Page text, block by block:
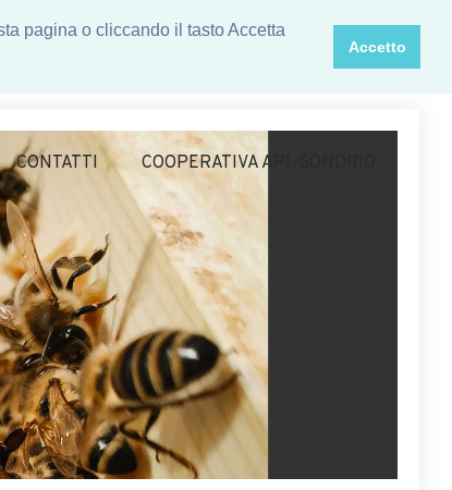
pagina o cliccando il tasto Accetta
Accetto
CONTATTI COOPERATIVA API-SONDRIO